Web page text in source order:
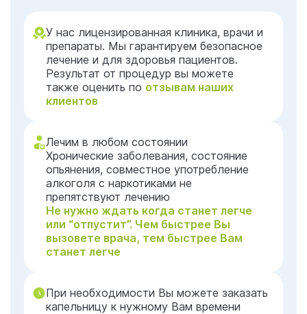
У нас лицензированная клиника, врачи и
препараты. Мы гарантируем безопасное
лечение и для здоровья пациентов.
Результат от процедур вы можете
также оценить по отзывам наших
клиентов
Лечим в любом состоянии
Хронические заболевания, состояние
опьянения, совместное употребление
алкоголя с наркотиками не
препятствуют лечению
Не нужно ждать когда станет легче
или “отпустит”. Чем быстрее Вы
вызовете врача, тем быстрее Вам
станет легче
При необходимости Вы можете заказать
капельницу к нужному Вам времени